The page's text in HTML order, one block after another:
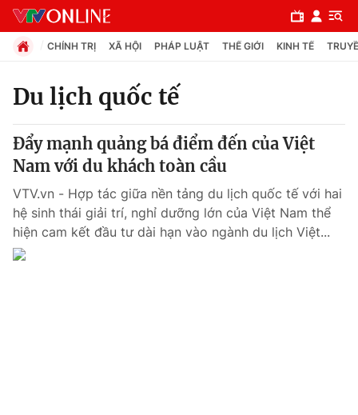
Chuyên mục
Chính trị
Xã hội
Pháp luật
CHÍNH TRỊ XÃ HỘI PHÁP LUẬT THẾ GIỚI KINH TẾ
Du lịch quốc tế
Đẩy mạnh quảng bá điểm đến của Việt
Nam với du khách toàn cầu
VTV.vn - Hợp tác giữa nền tảng du lịch quốc tế với hai
hệ sinh thái giải trí, nghỉ dưỡng lớn của Việt Nam thể
hiện cam kết đầu tư dài hạn vào ngành du lịch Việt...